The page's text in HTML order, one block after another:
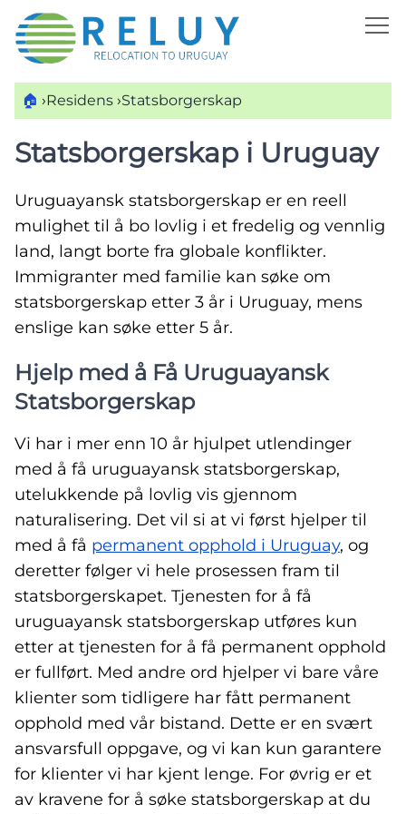
🏠 ›Residens ›Statsborgerskap
Statsborgerskap i Uruguay
Uruguayansk statsborgerskap er en reell
mulighet til å bo lovlig i et fredelig og vennlig
land, langt borte fra globale konflikter.
Immigranter med familie kan søke om
statsborgerskap etter 3 år i Uruguay, mens
enslige kan søke etter 5 år.
Hjelp med å Få Uruguayansk
Statsborgerskap
Vi har i mer enn 10 år hjulpet utlendinger
med å få uruguayansk statsborgerskap,
utelukkende på lovlig vis gjennom
naturalisering. Det vil si at vi først hjelper til
med å få permanent opphold i Uruguay, og
deretter følger vi hele prosessen fram til
statsborgerskapet. Tjenesten for å få
uruguayansk statsborgerskap utføres kun
etter at tjenesten for å få permanent opphold
er fullført. Med andre ord hjelper vi bare våre
klienter som tidligere har fått permanent
opphold med vår bistand. Dette er en svært
ansvarsfull oppgave, og vi kan kun garantere
for klienter vi har kjent lenge. For øvrig er et
av kravene for å søke statsborgerskap at du